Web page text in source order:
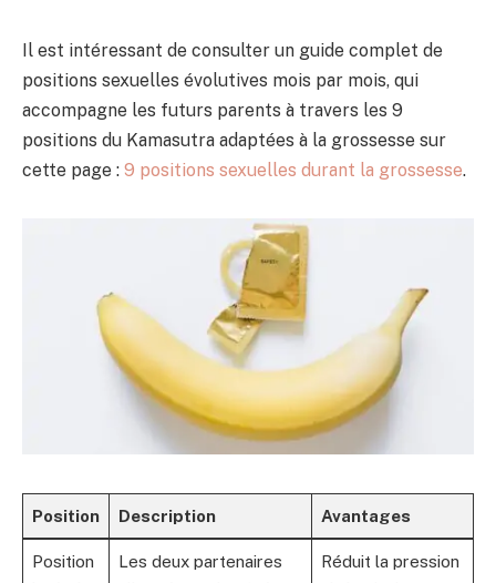
Il est intéressant de consulter un guide complet de
positions sexuelles évolutives mois par mois, qui
accompagne les futurs parents à travers les 9
positions du Kamasutra adaptées à la grossesse sur
cette page : 9 positions sexuelles durant la grossesse.
Position Description Avantages
Position
Les deux partenaires
Réduit la pression